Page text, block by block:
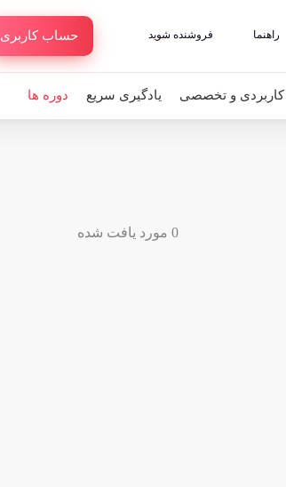
راهنما فروشنده شوید حساب کاربری
کاربردی و تخصصی یادگیری سریع دوره ها
0 مورد یافت شده